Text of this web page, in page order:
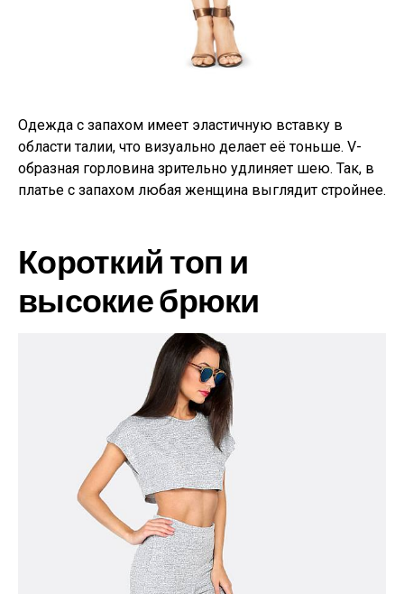
Одежда с запахом имеет эластичную вставку в
области талии, что визуально делает её тоньше. V-
образная горловина зрительно удлиняет шею. Так, в
платье с запахом любая женщина выглядит стройнее.
Короткий топ и
высокие брюки